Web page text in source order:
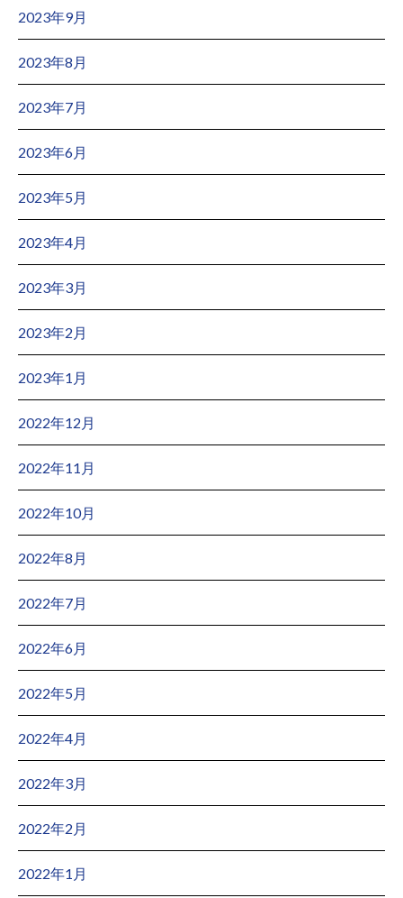
2023年9月
2023年8月
2023年7月
2023年6月
2023年5月
2023年4月
2023年3月
2023年2月
2023年1月
2022年12月
2022年11月
2022年10月
2022年8月
2022年7月
2022年6月
2022年5月
2022年4月
2022年3月
2022年2月
2022年1月